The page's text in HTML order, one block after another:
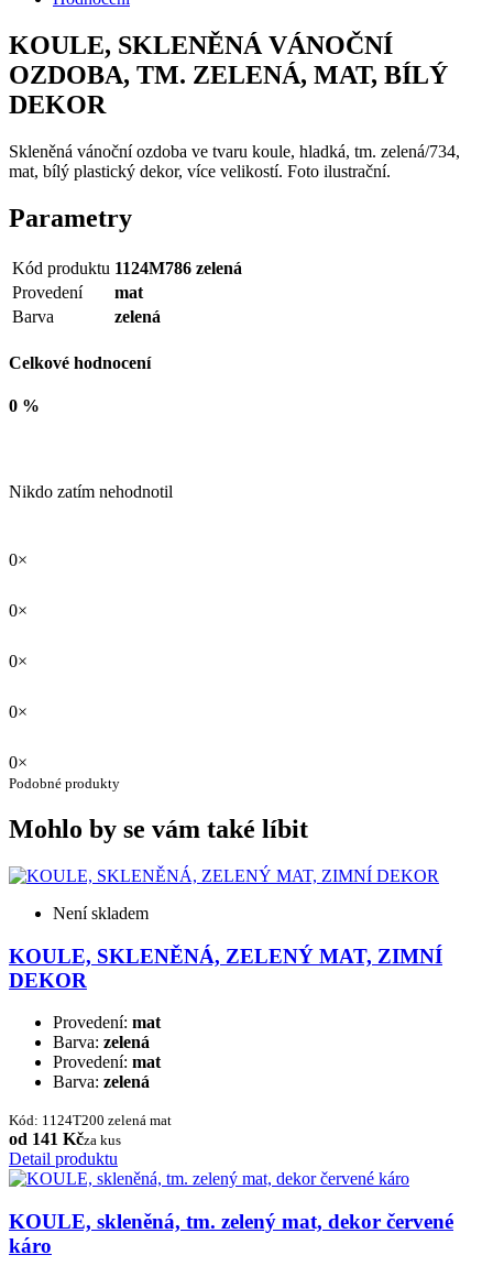
KOULE, SKLENĚNÁ VÁNOČNÍ
OZDOBA, TM. ZELENÁ, MAT, BÍLÝ
DEKOR
Skleněná vánoční ozdoba ve tvaru koule, hladká, tm. zelená/734,
mat, bílý plastický dekor, více velikostí. Foto ilustrační.
Parametry
Kód produktu 1124M786 zelená
Provedení
mat
Barva
zelená
Celkové hodnocení
0 %
Nikdo zatím nehodnotil
0×
0×
0×
0×
0×
Podobné produkty
Mohlo by se vám také líbit
Není skladem
KOULE, SKLENĚNÁ, ZELENÝ MAT, ZIMNÍ
DEKOR
Provedení: mat
Barva: zelená
Provedení: mat
Barva: zelená
Kód: 1124T200 zelená mat
od 141 Kčza kus
Detail produktu
KOULE, skleněná, tm. zelený mat, dekor červené
káro